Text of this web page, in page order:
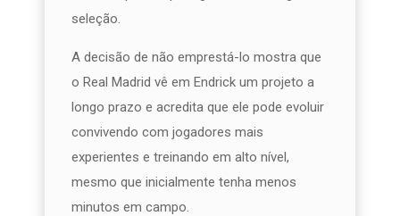
seleção.
A decisão de não emprestá-lo mostra que
o Real Madrid vê em Endrick um projeto a
longo prazo e acredita que ele pode evoluir
convivendo com jogadores mais
experientes e treinando em alto nível,
mesmo que inicialmente tenha menos
minutos em campo.